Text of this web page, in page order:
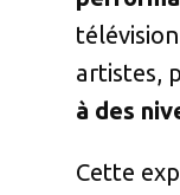
artistes,
à des
Cette